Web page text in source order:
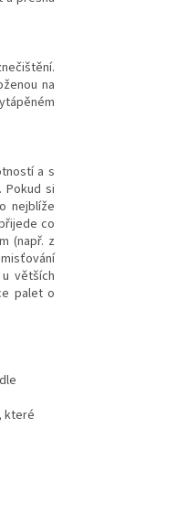
na
a s
Pokud si
nejblíže
co
(např. z
větších
palet o
které